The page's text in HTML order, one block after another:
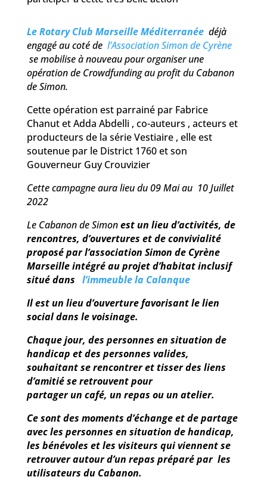
Le Rotary Club Marseille Méditerranéedéjà
engagé au coté de l’Association Simon de Cyrène
se mobilise à nouveau pour organiser une
opération de Crowdfunding au profit du Cabanon
de Simon.
Cette opération est parrainé par Fabrice
Chanut et Adda Abdelli , co-auteurs , acteurs et
producteurs de la série Vestiaire , elle est
soutenue par le District 1760 et son
Gouverneur Guy Crouvizier
Cette campagne aura lieu du 09 Mai au 10 Juillet
2022
Le Cabanon de Simonest un lieu d’activités, de
rencontres, d’ouvertures et de convivialité
proposé par l’association Simon de Cyrène
Marseille intégré au projet d’habitat inclusif
situé dans l’immeuble la Calanque
Il est un lieu d’ouverture favorisant le lien
social dans le voisinage.
Chaque jour, des personnes en situation de
handicap et des personnes valides,
souhaitant se rencontrer et tisser des liens
d’amitié se retrouvent pour
partager un café, un repas ou un atelier.
Ce sont des moments d’échange et de partage
avec les personnes en situation de handicap,
les bénévoles et les visiteurs qui viennent se
retrouver autour d’un repas préparé par les
utilisateurs du Cabanon.